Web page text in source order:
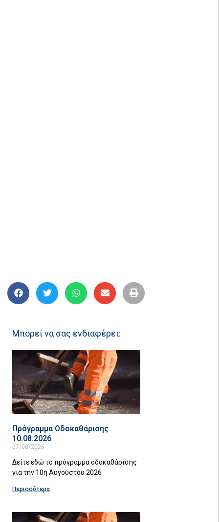
Μπορεί να σας ενδιαφέρει:
Πρόγραμμα Οδοκαθάρισης
10.08.2026
07/08/2026
Δείτε εδώ το πρόγραμμα οδοκαθάρισης
για την 10η Αυγούστου 2026
Περισσότερα